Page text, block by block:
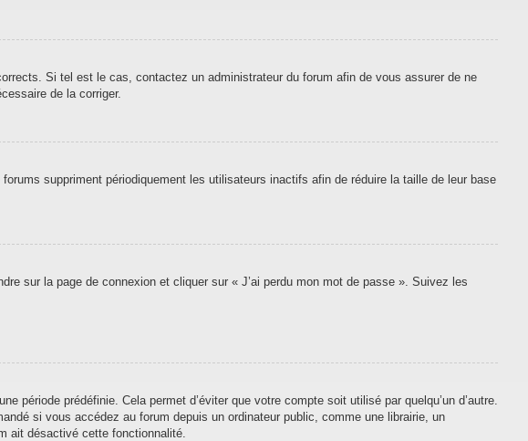
Si tel est le cas, contactez un administrateur du forum afin de vous assurer de ne
de la corriger.
suppriment périodiquement les utilisateurs inactifs afin de réduire la taille de leur base
sur la page de connexion et cliquer sur « J’ai perdu mon mot de passe ». Suivez les
prédéfinie. Cela permet d’éviter que votre compte soit utilisé par quelqu’un d’autre.
si vous accédez au forum depuis un ordinateur public, comme une librairie, un
ait désactivé cette fonctionnalité.